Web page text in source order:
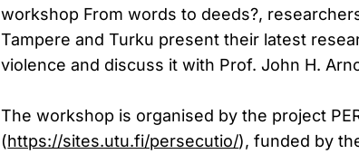
workshop From words to deeds?,
Tampere and Turku present their latest
violence and discuss it with Prof. John H.
The workshop is organised by the project
(https://sites.utu.fi/persecutio/), funded by